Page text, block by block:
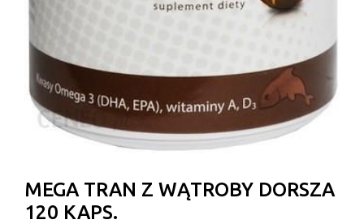
MEGA TRAN Z WĄTROBY DORSZA
120 KAPS.